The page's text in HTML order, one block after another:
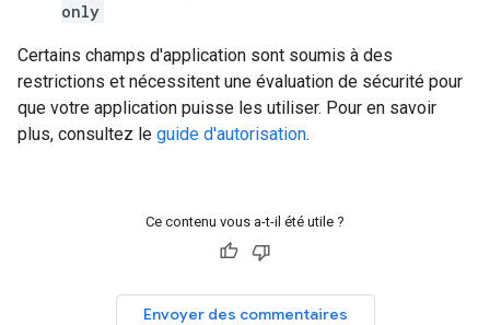
only
Certains champs d'application sont soumis à des
restrictions et nécessitent une évaluation de sécurité pour
que votre application puisse les utiliser. Pour en savoir
plus, consultez le guide d'autorisation.
Ce contenu vous a-t-il été utile ?
Envoyer des commentaires